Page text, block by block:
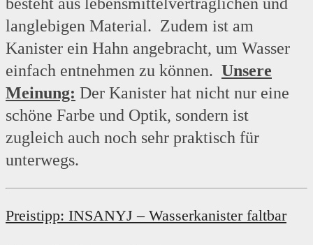
besteht aus lebensmittelverträglichen und
langlebigen Material. Zudem ist am
Kanister ein Hahn angebracht, um Wasser
einfach entnehmen zu können. Unsere
Meinung: Der Kanister hat nicht nur eine
schöne Farbe und Optik, sondern ist
zugleich auch noch sehr praktisch für
unterwegs.
Preistipp: INSANYJ – Wasserkanister faltbar